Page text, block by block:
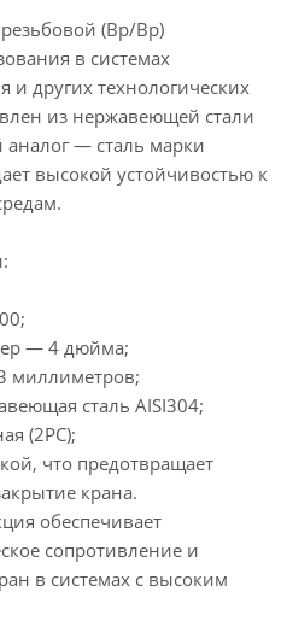
(Вр/Вр)
в системах
и других технологических
из нержавеющей стали
аналог — сталь марки
высокой устойчивостью к
— 4 дюйма;
миллиметров;
сталь AISI304;
(2PC);
что предотвращает
крана.
обеспечивает
сопротивление и
в системах с высоким